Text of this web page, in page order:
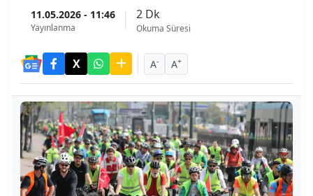
11.05.2026 - 11:46
Yayınlanma
2 Dk
Okuma Süresi
A- A+